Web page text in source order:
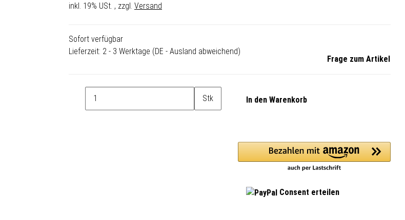
inkl. 19% USt. , zzgl. Versand
Sofort verfügbar
Lieferzeit: 2 - 3 Werktage (DE - Ausland abweichend)
Frage zum Artikel
Stk In den Warenkorb
Consent erteilen